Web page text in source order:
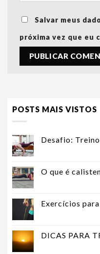
Salvar meus
próxima vez que eu
POSTS MAIS VISTOS
Desafio:
O que é
Exercícios
DICAS PARA